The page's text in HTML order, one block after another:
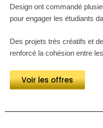
Design ont commandé
pour engager les étudiants
Des projets très créatifs et
renforcé la cohésion entre
Voir les offres